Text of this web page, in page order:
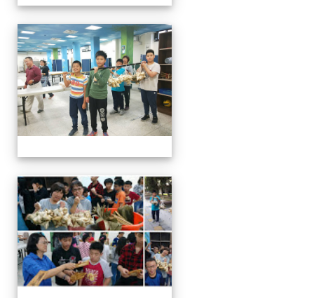
客家美食饗宴
客家美食饗宴